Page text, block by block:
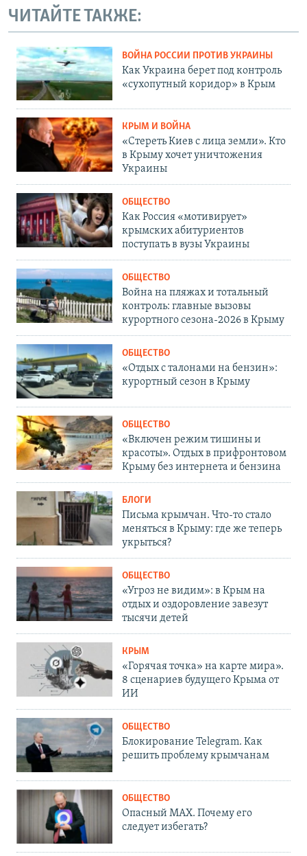
ЧИТАЙТЕ ТАКЖЕ:
ВОЙНА РОССИИ ПРОТИВ УКРАИНЫ
Как Украина берет под контроль
«сухопутный коридор» в Крым
КРЫМ И ВОЙНА
«Стереть Киев с лица земли». Кто
в Крыму хочет уничтожения
Украины
ОБЩЕСТВО
Как Россия «мотивирует»
крымских абитуриентов
поступать в вузы Украины
ОБЩЕСТВО
Война на пляжах и тотальный
контроль: главные вызовы
курортного сезона-2026 в Крыму
ОБЩЕСТВО
«Отдых с талонами на бензин»:
курортный сезон в Крыму
ОБЩЕСТВО
«Включен режим тишины и
красоты». Отдых в прифронтовом
Крыму без интернета и бензина
БЛОГИ
Письма крымчан. Что-то стало
меняться в Крыму: где же теперь
укрыться?
ОБЩЕСТВО
«Угроз не видим»: в Крым на
отдых и оздоровление завезут
тысячи детей
КРЫМ
«Горячая точка» на карте мира».
8 сценариев будущего Крыма от
ИИ
ОБЩЕСТВО
Блокирование Telegram. Как
решить проблему крымчанам
ОБЩЕСТВО
Опасный MAX. Почему его
следует избегать?